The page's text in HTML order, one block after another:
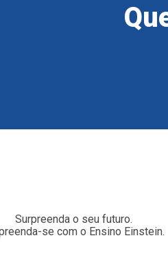
Surpreenda o seu futuro.
se com o Ensino Einstein.